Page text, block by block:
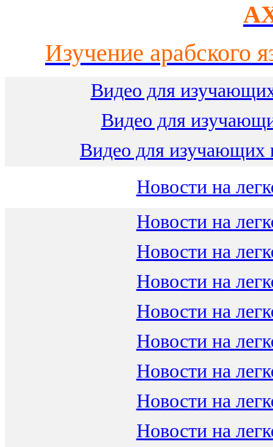
Изучение арабского
Видео для
Видео для
Видео для изучающих
Новости на
Новости на
Новости на
Новости на
Новости на
Новости на
Новости на
Новости на
Новости на